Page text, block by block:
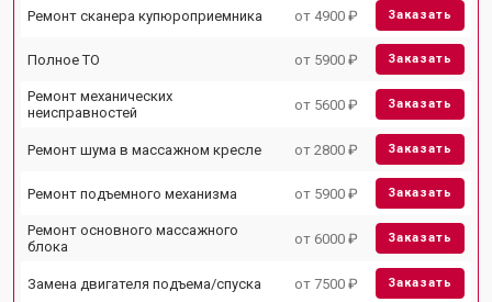
Ремонт сканера купюроприемника от 4900 ₽ Заказать
Полное ТО от 5900 ₽ Заказать
Ремонт механических
неисправностей
от 5600 ₽ Заказать
Ремонт шума в массажном кресле от 2800 ₽ Заказать
Ремонт подъемного механизма от 5900 ₽ Заказать
Ремонт основного массажного
блока
от 6000 ₽ Заказать
Замена двигателя подъема/спуска от 7500 ₽ Заказать